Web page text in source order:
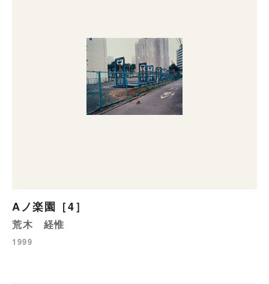
Aノ楽園［4］
荒木 経惟
1999